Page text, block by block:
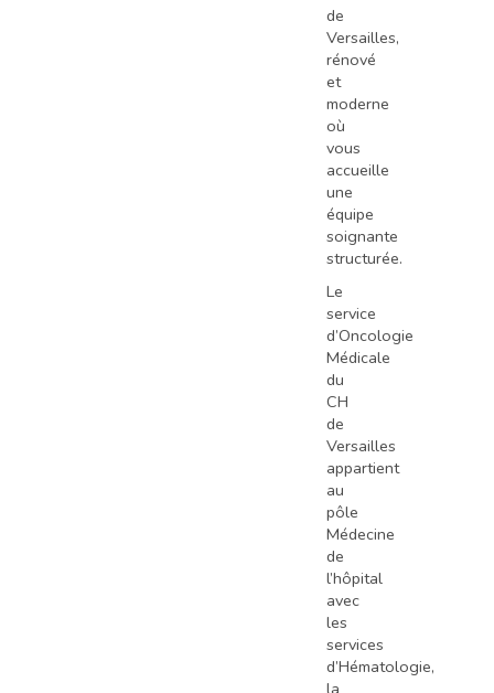
de
Versailles,
rénové
et
moderne
où
vous
accueille
une
équipe
soignante
structurée.
Le
service
d’Oncologie
Médicale
du
CH
de
Versailles
appartient
au
pôle
Médecine
de
l’hôpital
avec
les
services
d’Hématologie,